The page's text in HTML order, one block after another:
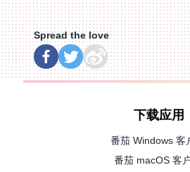
Spread the love
下载应用
番茄 Windows 客
番茄 macOS 客